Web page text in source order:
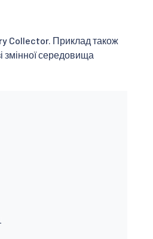
Collector. Приклад також
змінної середовища